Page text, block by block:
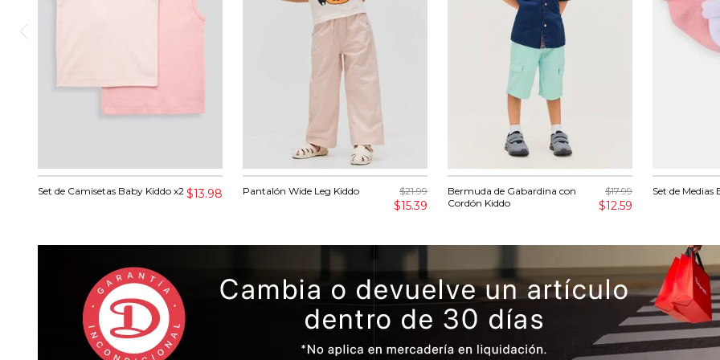
Set de Camisetas Baby Kiddo x2 $13.98 Pantalón Wide Leg Kiddo $21.99
$15.39
Bermuda de Gabardina con
Cordón Kiddo
$17.99
$12.59
Set de Medias